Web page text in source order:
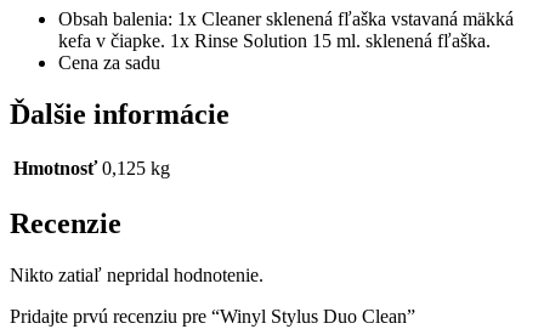
Obsah balenia: 1x Cleaner sklenená fľaška vstavaná mäkká
kefa v čiapke. 1x Rinse Solution 15 ml. sklenená fľaška.
Cena za sadu
Ďalšie informácie
Hmotnosť 0,125 kg
Recenzie
Nikto zatiaľ nepridal hodnotenie.
Pridajte prvú recenziu pre “Winyl Stylus Duo Clean”